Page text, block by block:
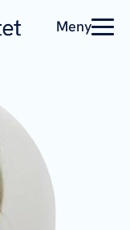
Meny